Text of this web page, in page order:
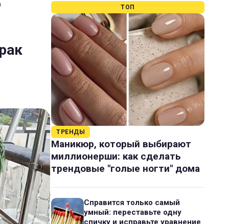
ТОП
ТРЕНДЫ
Маникюр, который выбирают
миллионерши: как сделать
трендовые "голые ногти" дома
Справится только самый
умный: переставьте одну
спичку и исправьте уравнение